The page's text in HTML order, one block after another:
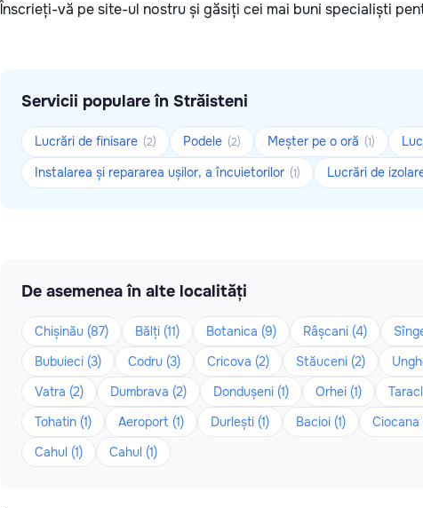
Înscrieți-vă pe site-ul nostru și găsiți cei mai buni specialiști
Servicii populare în Străisteni
Lucrări de finisare (2) Podele (2) Meșter pe o oră (1)
Instalarea și repararea ușilor, a încuietorilor (1) Lucrări de
De asemenea în alte localități
Chișinău (87) Bălți (11) Botanica (9) Râșcani (4)
Bubuieci (3)
Codru (3) Cricova (2) Stăuceni (2)
Vatra (2)
Dumbrava (2) Dondușeni (1) Orhei (1)
Tohatin (1)
Aeroport (1) Durlești (1) Bacioi (1) Ciocana
Cahul (1)
Cahul (1)